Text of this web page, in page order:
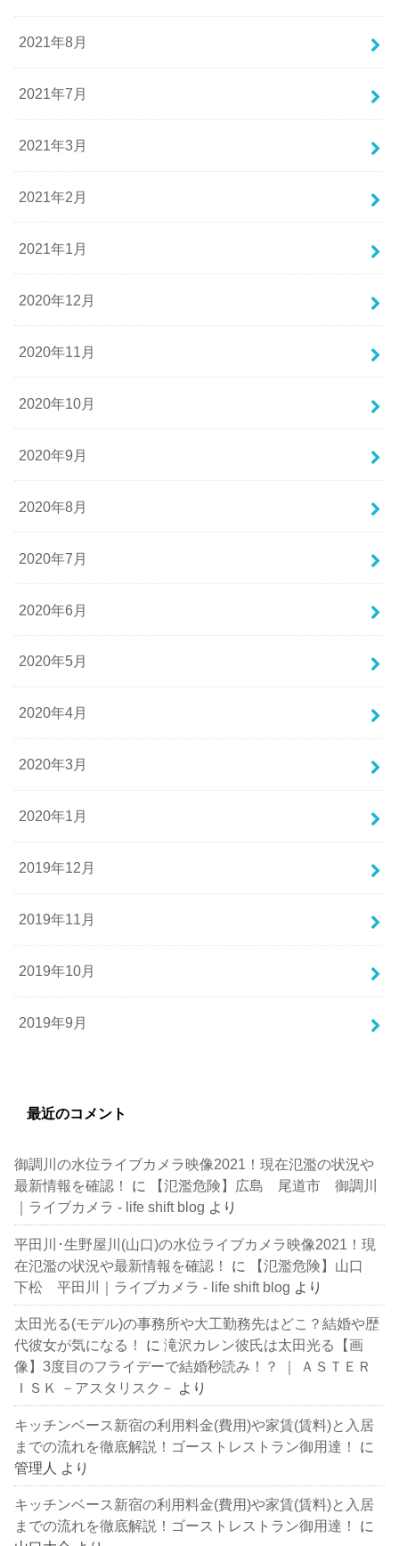
2021年8月
2021年7月
2021年3月
2021年2月
2021年1月
2020年12月
2020年11月
2020年10月
2020年9月
2020年8月
2020年7月
2020年6月
2020年5月
2020年4月
2020年3月
2020年1月
2019年12月
2019年11月
2019年10月
2019年9月
最近のコメント
御調川の水位ライブカメラ映像2021！現在氾濫の状況や
最新情報を確認！
に
【氾濫危険】広島 尾道市 御調川
｜ライブカメラ - life shift blog より
平田川･生野屋川(山口)の水位ライブカメラ映像2021！現
在氾濫の状況や最新情報を確認！
に
【氾濫危険】山口
下松 平田川｜ライブカメラ - life shift blog より
太田光る(モデル)の事務所や大工勤務先はどこ？結婚や歴
代彼女が気になる！
に滝沢カレン彼氏は太田光る【画
像】3度目のフライデーで結婚秒読み！？ ｜ ＡＳＴＥＲ
ＩＳＫ －アスタリスク－ より
キッチンベース新宿の利用料金(費用)や家賃(賃料)と入居
までの流れを徹底解説！ゴーストレストラン御用達！
に
管理人 より
キッチンベース新宿の利用料金(費用)や家賃(賃料)と入居
までの流れを徹底解説！ゴーストレストラン御用達！
に